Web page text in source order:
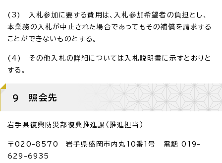
(3) 入札参加に要する費用は、入札参加希望者の負担とし、
本業務の入札が中止された場合であってもその補償を請求する
ことができないものとする。
(4) その他入札の詳細については入札説明書に示すとおりと
する。
9 照会先
岩手県復興防災部復興推進課（推進担当）
〒020-8570 岩手県盛岡市内丸10番1号 電話 019-
629-6935